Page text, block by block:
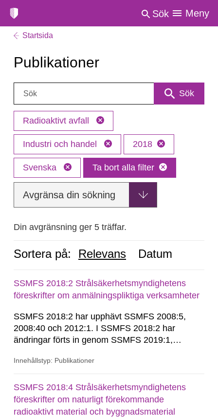
Sök Meny
Startsida
Publikationer
Sök: Sök
Radioaktivt avfall
Industri och handel 2018
Svenska Ta bort alla filter
Avgränsa din sökning
Din avgränsning ger 5 träffar.
Sortera på: Relevans Datum
SSMFS 2018:2 Strålsäkerhetsmyndighetens
föreskrifter om anmälningspliktiga verksamheter
SSMFS 2018:2 har upphävt SSMFS 2008:5,
2008:40 och 2012:1. I SSMFS 2018:2 har
ändringar förts in genom SSMFS 2019:1,
Innehållstyp: Publikationer
SSMFS 2018:4 Strålsäkerhetsmyndighetens
föreskrifter om naturligt förekommande
radioaktivt material och byggnadsmaterial